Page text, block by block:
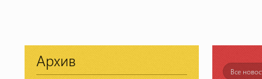
Архив
Все